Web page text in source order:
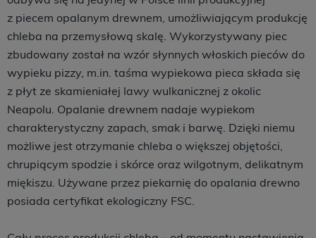
z piecem opalanym drewnem, umożliwiającym produkcję
chleba na przemysłową skalę. Wykorzystywany piec
zbudowany został na wzór słynnych włoskich pieców do
wypieku pizzy, m.in. taśma wypiekowa pieca składa się
z płyt ze skamieniałej lawy wulkanicznej z okolic
Neapolu. Opalanie drewnem nadaje wypiekom
charakterystyczny zapach, smak i barwę. Dzięki niemu
możliwe jest otrzymanie chleba o większej objętości,
chrupiącym spodzie i skórce oraz wilgotnym, delikatnym
miękiszu. Używane przez piekarnię do opalania drewno
posiada certyfikat ekologiczny FSC.